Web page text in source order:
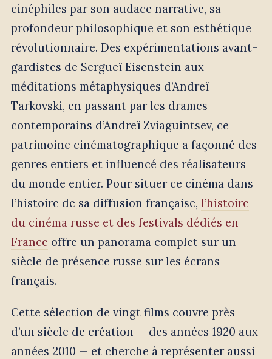
cinéphiles par son audace narrative, sa
profondeur philosophique et son esthétique
révolutionnaire. Des expérimentations avant-
gardistes de Sergueï Eisenstein aux
méditations métaphysiques d’Andreï
Tarkovski, en passant par les drames
contemporains d’Andreï Zviaguintsev, ce
patrimoine cinématographique a façonné des
genres entiers et influencé des réalisateurs
du monde entier. Pour situer ce cinéma dans
l’histoire de sa diffusion française, l’histoire
du cinéma russe et des festivals dédiés en
France offre un panorama complet sur un
siècle de présence russe sur les écrans
français.
Cette sélection de vingt films couvre près
d’un siècle de création — des années 1920 aux
années 2010 — et cherche à représenter aussi